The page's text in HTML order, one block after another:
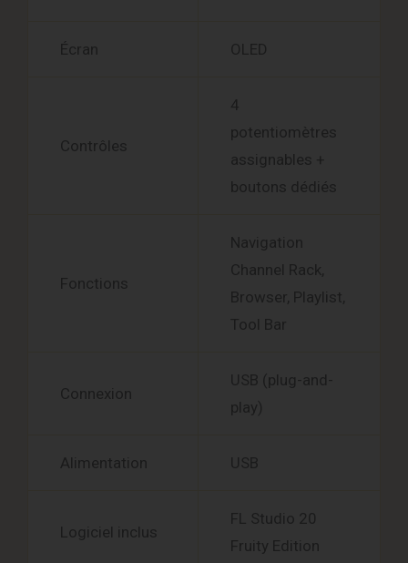
Écran OLED
Contrôles
4
potentiomètres
assignables +
boutons dédiés
Fonctions
Navigation
Channel Rack,
Browser, Playlist,
Tool Bar
Connexion
USB (plug-and-
play)
Alimentation USB
Logiciel inclus
FL Studio 20
Fruity Edition